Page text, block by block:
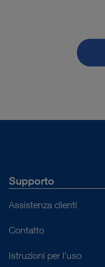
Supporto
Assistenza clienti
Contatto
Istruzioni per l’uso